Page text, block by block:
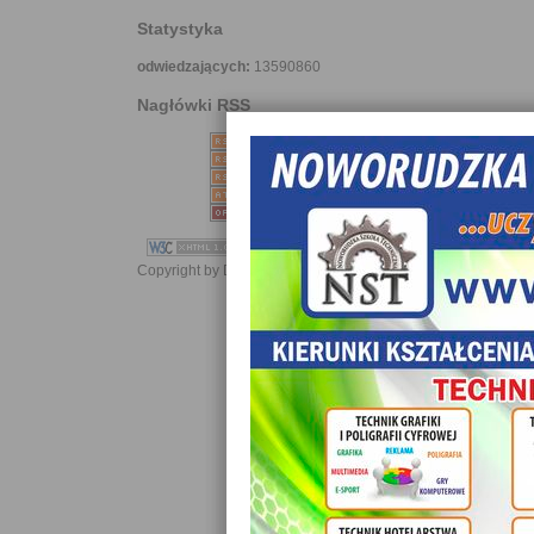
Statystyka
odwiedzających: 13590860
Nagłówki RSS
Copyright by Daniel JabĹoĹski 2006-2021. All rights